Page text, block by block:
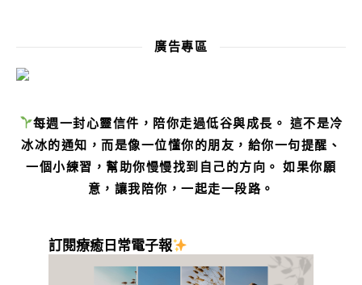
廣告專區
每週一封心靈信件，陪你走過低谷與成長。 這不是冷
冰冰的通知，而是像一位懂你的朋友，給你一句提醒、
一個小練習，幫助你慢慢找到自己的方向。 如果你願
意，讓我陪你，一起走一段路。
訂閱療癒日常電子報